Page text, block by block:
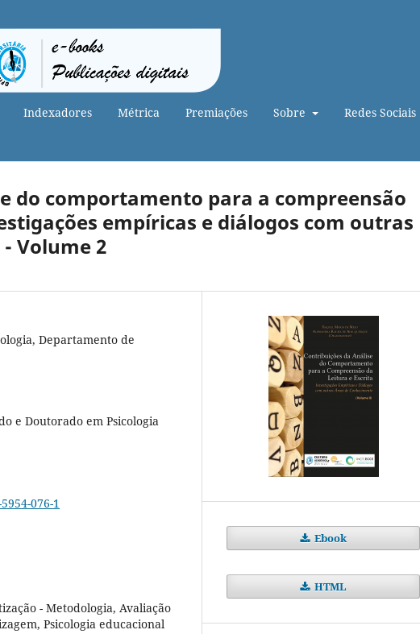
Indexadores Métrica Premiações Sobre Redes Sociais
do comportamento para a compreensão
empíricas e diálogos com outras
Volume 2
Departamento de
e Doutorado em Psicologia
076-1
- Metodologia, Avaliação
Psicologia educacional
Ebook
HTML